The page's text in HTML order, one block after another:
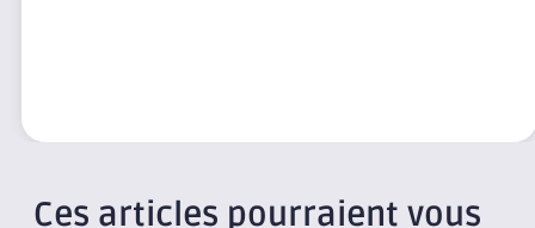
Ces articles pourraient vous